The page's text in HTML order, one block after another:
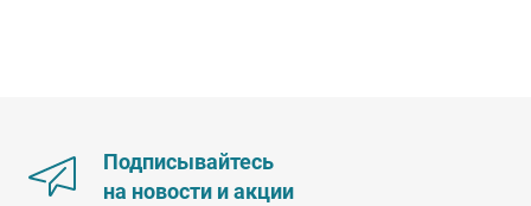
Подписывайтесь
на новости и акции